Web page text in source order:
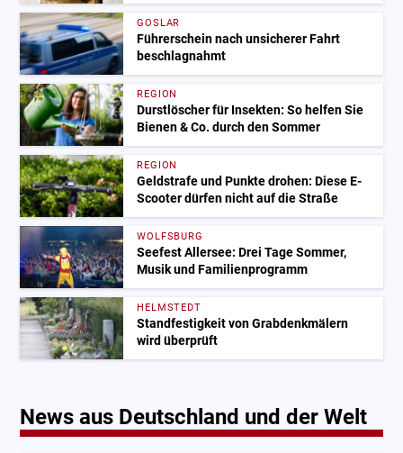
GOSLAR
Führerschein nach unsicherer Fahrt
beschlagnahmt
REGION
Durstlöscher für Insekten: So helfen Sie
Bienen & Co. durch den Sommer
REGION
Geldstrafe und Punkte drohen: Diese E-
Scooter dürfen nicht auf die Straße
WOLFSBURG
Seefest Allersee: Drei Tage Sommer,
Musik und Familienprogramm
HELMSTEDT
Standfestigkeit von Grabdenkmälern
wird überprüft
News aus Deutschland und der Welt